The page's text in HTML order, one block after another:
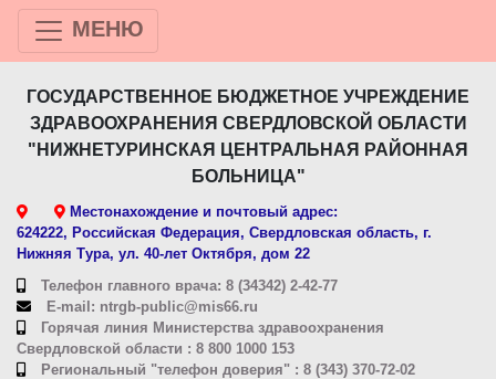
МЕНЮ
ГОСУДАРСТВЕННОЕ БЮДЖЕТНОЕ УЧРЕЖДЕНИЕ
ЗДРАВООХРАНЕНИЯ СВЕРДЛОВСКОЙ ОБЛАСТИ
"НИЖНЕТУРИНСКАЯ ЦЕНТРАЛЬНАЯ РАЙОННАЯ
БОЛЬНИЦА"
Местонахождение и почтовый адрес:
624222, Российская Федерация, Свердловская область, г.
Нижняя Тура, ул. 40-лет Октября, дом 22
Телефон главного врача: 8 (34342) 2-42-77
E-mail: ntrgb-public@mis66.ru
Горячая линия Министерства здравоохранения
Свердловской области : 8 800 1000 153
Региональный "телефон доверия" : 8 (343) 370-72-02